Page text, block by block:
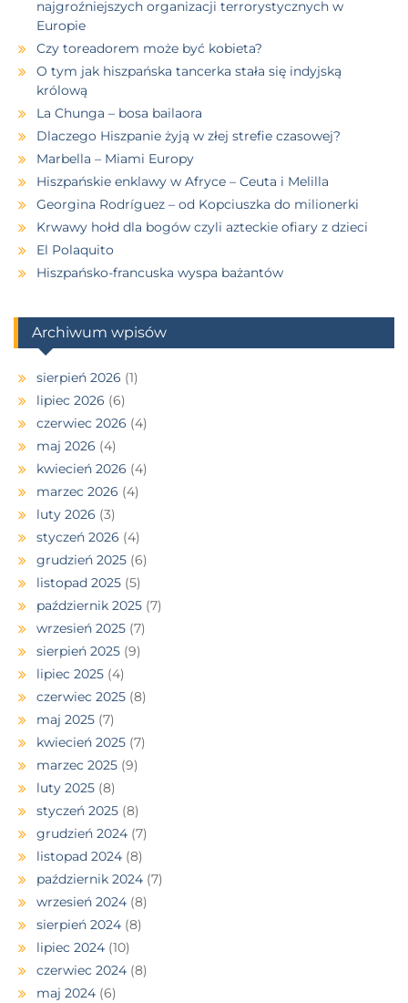
najgroźniejszych organizacji terrorystycznych w
Europie
Czy toreadorem może być kobieta?
O tym jak hiszpańska tancerka stała się indyjską
królową
La Chunga – bosa bailaora
Dlaczego Hiszpanie żyją w złej strefie czasowej?
Marbella – Miami Europy
Hiszpańskie enklawy w Afryce – Ceuta i Melilla
Georgina Rodríguez – od Kopciuszka do milionerki
Krwawy hołd dla bogów czyli azteckie ofiary z dzieci
El Polaquito
Hiszpańsko-francuska wyspa bażantów
Archiwum wpisów
sierpień 2026 (1)
lipiec 2026 (6)
czerwiec 2026 (4)
maj 2026 (4)
kwiecień 2026 (4)
marzec 2026 (4)
luty 2026 (3)
styczeń 2026 (4)
grudzień 2025 (6)
listopad 2025 (5)
październik 2025 (7)
wrzesień 2025 (7)
sierpień 2025 (9)
lipiec 2025 (4)
czerwiec 2025 (8)
maj 2025 (7)
kwiecień 2025 (7)
marzec 2025 (9)
luty 2025 (8)
styczeń 2025 (8)
grudzień 2024 (7)
listopad 2024 (8)
październik 2024 (7)
wrzesień 2024 (8)
sierpień 2024 (8)
lipiec 2024 (10)
czerwiec 2024 (8)
maj 2024 (6)